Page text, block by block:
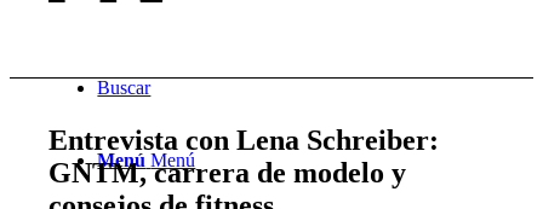
Buscar
Menú Menú
Entrevista con Lena Schreiber:
GNTM, carrera de modelo y